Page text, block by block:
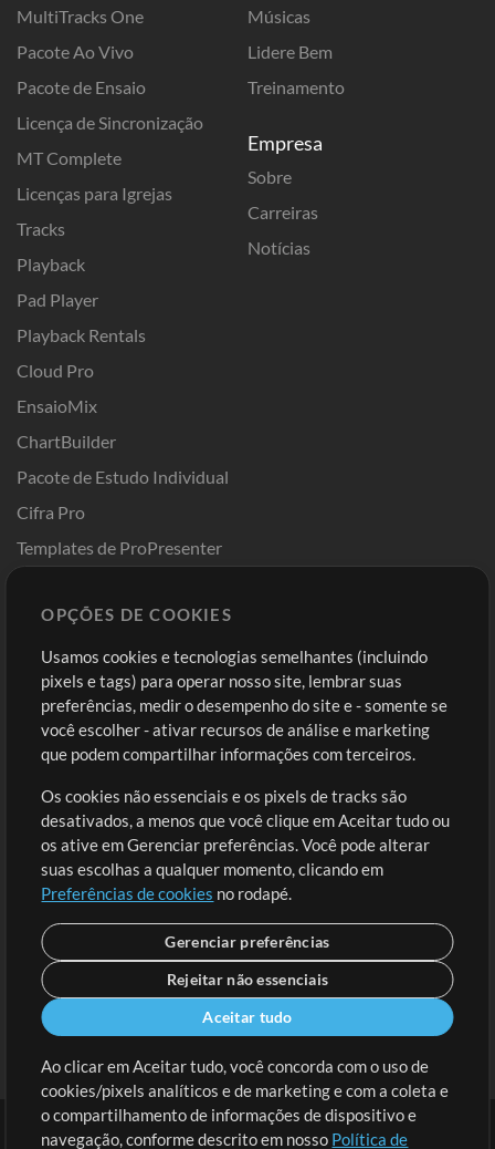
MultiTracks One
Pacote Ao Vivo
Pacote de Ensaio
Licença de Sincronização
MT Complete
Licenças para Igrejas
Tracks
Playback
Pad Player
Playback Rentals
Cloud Pro
EnsaioMix
ChartBuilder
Pacote de Estudo Individual
Cifra Pro
Templates de ProPresenter
Músicas
Lidere Bem
Treinamento
Empresa
Sobre
Carreiras
Notícias
Comprar Créditos
Conteúdo Grátis
Solicite uma Música
Extras
Sessões
Envie seu conteúdo
Playlist
MT Conference
Entre
Cadastre-se
Ir ao carrinho
OPÇÕES DE COOKIES
Usamos cookies e tecnologias semelhantes (incluindo
pixels e tags) para operar nosso site, lembrar suas
preferências, medir o desempenho do site e - somente se
você escolher - ativar recursos de análise e marketing
que podem compartilhar informações com terceiros.
Os cookies não essenciais e os pixels de tracks são
desativados, a menos que você clique em Aceitar tudo ou
os ative em Gerenciar preferências. Você pode alterar
suas escolhas a qualquer momento, clicando em
Preferências de cookies no rodapé.
Gerenciar preferências
Rejeitar não essenciais
Aceitar tudo
Ao clicar em Aceitar tudo, você concorda com o uso de
cookies/pixels analíticos e de marketing e com a coleta e
o compartilhamento de informações de dispositivo e
navegação, conforme descrito em nosso Política de